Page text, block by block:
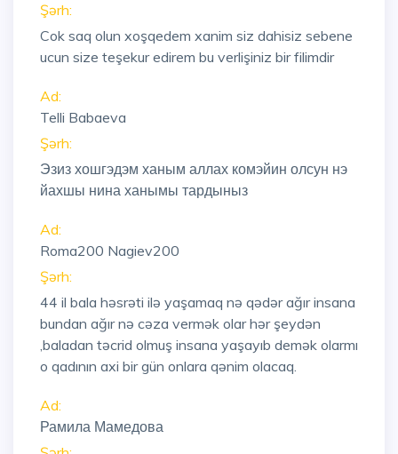
Şərh:
Cok saq olun xoşqedem xanim siz dahisiz sebene
ucun size teşekur edirem bu verlişiniz bir filimdir
Ad:
Telli Babaeva
Şərh:
Эзиз хошгэдэм ханым аллах комэйин олсун нэ
йахшы нина ханымы тардыныз
Ad:
Roma200 Nagiev200
Şərh:
44 il bala həsrəti ilə yaşamaq nə qədər ağır insana
bundan ağır nə cəza vermək olar hər şeydən
,baladan təcrid olmuş insana yaşayıb demək olarmı
o qadının axi bir gün onlara qənim olacaq.
Ad:
Рамила Мамедова